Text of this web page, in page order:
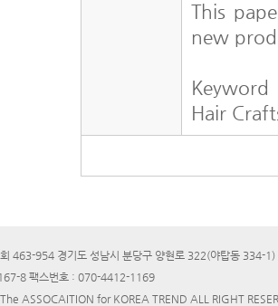
This
new
Keyword
Hair
463-954 경기도 성남시 분당구 양현로 322(야탑동 334-
8 팩스번호 : 070-4412-1169
ASSOCAITION for KOREA TREND ALL RIGHT